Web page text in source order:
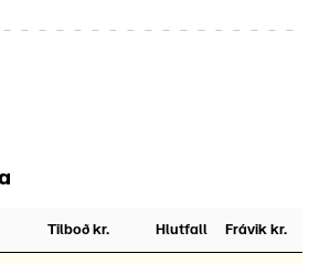
Tilboð kr. Hlutfall Frávik kr.